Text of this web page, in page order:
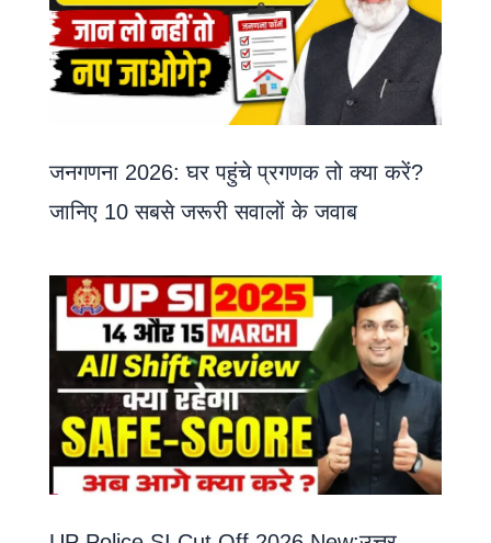
जनगणना 2026: घर पहुंचे प्रगणक तो क्या करें?
जानिए 10 सबसे जरूरी सवालों के जवाब